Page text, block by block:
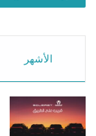
الأشهر